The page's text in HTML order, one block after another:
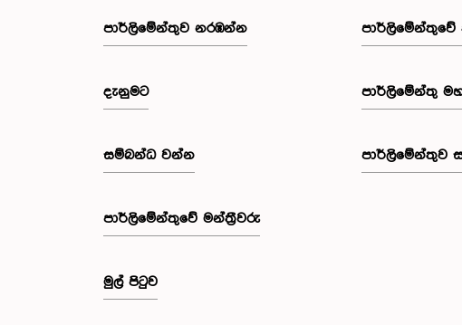
පාර්ලි‌මේන්තුව නරඹන්න
දැනුමට
සම්බන්ධ වන්න
පාර්ලි‌මේන්තුවේ මන්ත්‍රීවරු
මුල් පිටුව
පාර්ලිමේන්තු
පාර්ලිමේන්තුව